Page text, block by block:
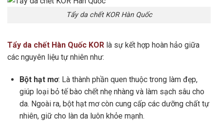
Tẩy da chết KOR Hàn Quốc
Tẩy da chết Hàn Quốc KOR là sự kết hợp hoàn hảo giữa
các nguyên liệu tự nhiên như:
Bột hạt mơ: Là thành phần quen thuộc trong làm đẹp,
giúp loại bỏ tế bào chết nhẹ nhàng và làm sạch sâu cho
da. Ngoài ra, bột hạt mơ còn cung cấp các dưỡng chất tự
nhiên, giữ cho làn da luôn khỏe mạnh.